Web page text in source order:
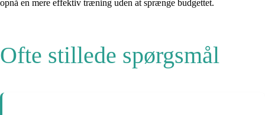
opnå en mere effektiv træning uden at sprænge budgettet.
Ofte stillede spørgsmål